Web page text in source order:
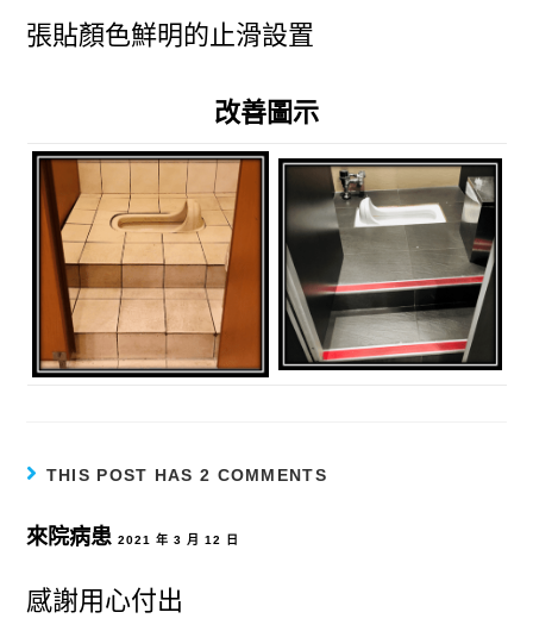
張貼顏色鮮明的止滑設置
改善圖示
THIS POST HAS 2 COMMENTS
來院病患2021 年 3 月 12 日
感謝用心付出